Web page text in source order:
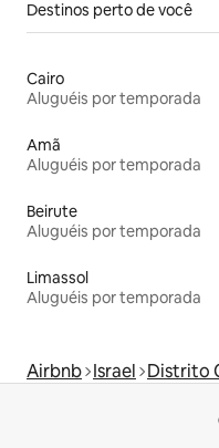
Destinos perto de você
Cairo
Aluguéis por temporada
Amã
Aluguéis por temporada
Beirute
Aluguéis por temporada
Limassol
Aluguéis por temporada
Airbnb Israel Distrito